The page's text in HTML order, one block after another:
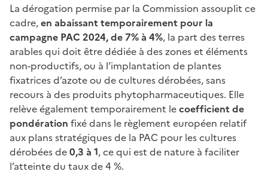
La dérogation permise par la Commission assouplit ce
cadre,en abaissant temporairement pour la
campagne PAC 2024, de 7% à 4%, la part des terres
arables qui doit être dédiée à des zones et éléments
non-productifs, ou à l’implantation de plantes
fixatrices d’azote ou de cultures dérobées, sans
recours à des produits phytopharmaceutiques. Elle
relève également temporairement lecoefficient de
pondération fixé dans le règlement européen relatif
aux plans stratégiques de la PAC pour les cultures
dérobées de0,3 à 1, ce qui est de nature à faciliter
l’atteinte du taux de 4 %.